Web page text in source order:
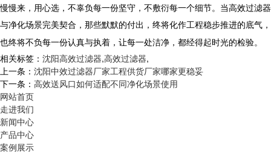
慢慢来，用心选，不辜负每一份坚守，不敷衍每一个细节。当高效过滤器
与净化场景完美契合，那些默默的付出，终将化作工程稳步推进的底气，
也终将不负每一份认真与执着，让每一处洁净，都经得起时光的检验。
相关标签： 沈阳高效过滤器,高效过滤器,
上一条： 沈阳中效过滤器厂家工程供货厂家哪家更稳妥
下一条： 高效送风口如何适配不同净化场景使用
网站首页
走进我们
新闻中心
产品中心
案例展示